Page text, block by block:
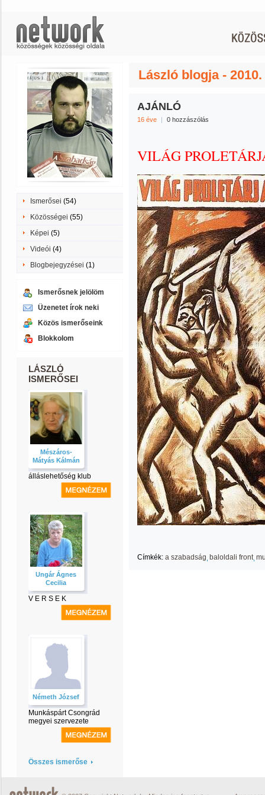
Ismerősei (54)
Közösségei (55)
Képei (5)
Videói (4)
Blogbejegyzései (1)
Ismerősnek jelölöm
Üzenetet írok neki
Közös ismerőseink
Blokkolom
LÁSZLÓ
ISMERŐSEI
Mészáros-
Mátyás Kálmán
álláslehetőség klub
Ungár Ágnes
Cecilia
V E R S E K
Németh József
Munkáspárt Csongrád
megyei szervezete
Összes ismerőse
László blogja -
AJÁNLÓ
16 éve | 0 hozzászólás
VILÁG
Címkék: a szabadság baloldali front